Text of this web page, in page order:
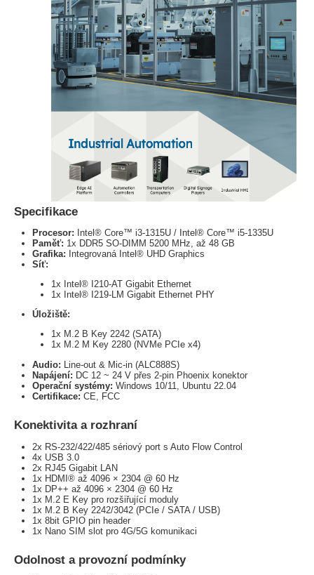
Specifikace
Procesor: Intel® Core™ i3-1315U / Intel® Core™ i5-1335U
Paměť: 1x DDR5 SO-DIMM 5200 MHz, až 48 GB
Grafika: Integrovaná Intel® UHD Graphics
Síť:
1x Intel® I210-AT Gigabit Ethernet
1x Intel® I219-LM Gigabit Ethernet PHY
Úložiště:
1x M.2 B Key 2242 (SATA)
1x M.2 M Key 2280 (NVMe PCIe x4)
Audio: Line-out & Mic-in (ALC888S)
Napájení: DC 12 ~ 24 V přes 2-pin Phoenix konektor
Operační systémy: Windows 10/11, Ubuntu 22.04
Certifikace: CE, FCC
Konektivita a rozhraní
2x RS-232/422/485 sériový port s Auto Flow Control
4x USB 3.0
2x RJ45 Gigabit LAN
1x HDMI® až 4096 × 2304 @ 60 Hz
1x DP++ až 4096 × 2304 @ 60 Hz
1x M.2 E Key pro rozšiřující moduly
1x M.2 B Key 2242/3042 (PCIe / SATA / USB)
1x 8bit GPIO pin header
1x Nano SIM slot pro 4G/5G komunikaci
Odolnost a provozní podmínky